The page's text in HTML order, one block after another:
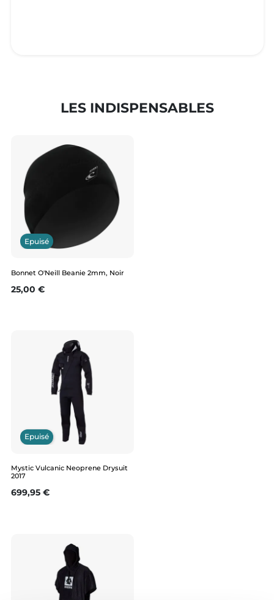
LES INDISPENSABLES
Epuisé
Bonnet O'Neill Beanie 2mm, Noir
Prix
25,00 €
Epuisé
Mystic Vulcanic Neoprene Drysuit
2017
Prix
699,95 €